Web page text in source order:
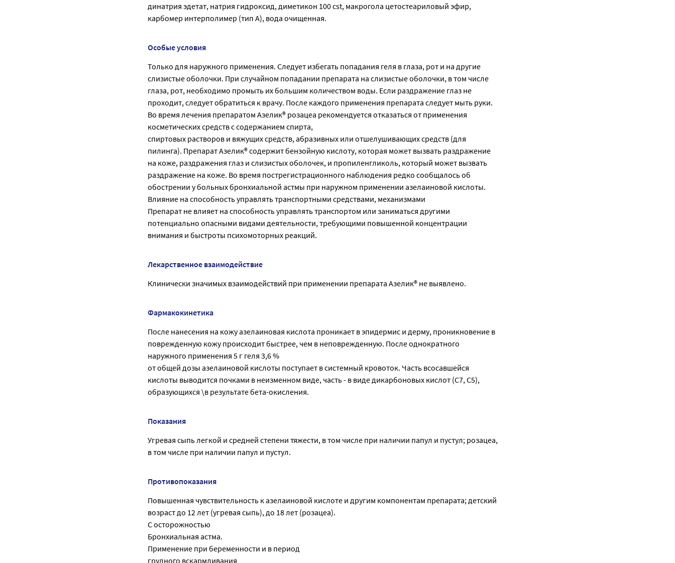
динатрия эдетат, натрия гидроксид, диметикон 100 cst, макрогола цетостеариловый эфир,
карбомер интерполимер (тип А), вода очищенная.
Особые условия
Только для наружного применения. Следует избегать попадания геля в глаза, рот и на другие
слизистые оболочки. При случайном попадании препарата на слизистые оболочки, в том числе
глаза, рот, необходимо промыть их большим количеством воды. Если раздражение глаз не
проходит, следует обратиться к врачу. После каждого применения препарата следует мыть руки.
Во время лечения препаратом Азелик® розацеа рекомендуется отказаться от применения
косметических средств с содержанием спирта,
спиртовых растворов и вяжущих средств, абразивных или отшелушивающих средств (для
пилинга). Препарат Азелик® содержит бензойную кислоту, которая может вызвать раздражение
на коже, раздражения глаз и слизистых оболочек, и пропиленгликоль, который может вызвать
раздражение на коже. Во время пострегистрационного наблюдения редко сообщалось об
обострении у больных бронхиальной астмы при наружном применении азелаиновой кислоты.
Влияние на способность управлять транспортными средствами, механизмами
Препарат не влияет на способность управлять транспортом или заниматься другими
потенциально опасными видами деятельности, требующими повышенной концентрации
внимания и быстроты психомоторных реакций.
Лекарственное взаимодействие
Клинически значимых взаимодействий при применении препарата Азелик® не выявлено.
Фармакокинетика
После нанесения на кожу азелаиновая кислота проникает в эпидермис и дерму, проникновение в
поврежденную кожу происходит быстрее, чем в неповрежденную. После однократного
наружного применения 5 г геля 3,6 %
от общей дозы азелаиновой кислоты поступает в системный кровоток. Часть всосавшейся
кислоты выводится почками в неизменном виде, часть - в виде дикарбоновых кислот (С7, С5),
образующихся \в результате бета-окисления.
Показания
Угревая сыпь легкой и средней степени тяжести, в том числе при наличии папул и пустул; розацеа,
в том числе при наличии папул и пустул.
Противопоказания
Повышенная чувствительность к азелаиновой кислоте и другим компонентам препарата; детский
возраст до 12 лет (угревая сыпь), до 18 лет (розацеа).
С осторожностью
Бронхиальная астма.
Применение при беременности и в период
грудного вскармливания